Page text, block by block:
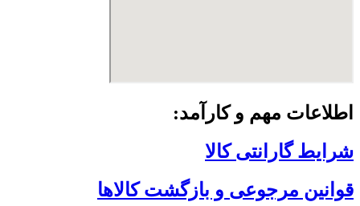
اطلاعات مهم و کارآمد:
شرایط گارانتی کالا
قوانین مرجوعی و بازگشت کالاها